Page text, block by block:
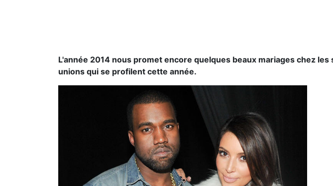
L'année 2014 nous promet encore quelques beaux mariages chez
unions qui se profilent cette année.